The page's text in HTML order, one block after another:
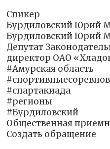
Спикер
Бурдиловский Юрий
Бурдиловский Юрий
Депутат
директор ОАО
#Амурская область
#спартакиада
#регионы
#Бурдиловский
Общественная
Создать обращение